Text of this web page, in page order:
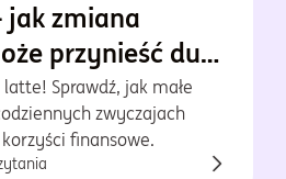
zmiana
przynieść duże
Sprawdź, jak małe
zwyczajach
finansowe.